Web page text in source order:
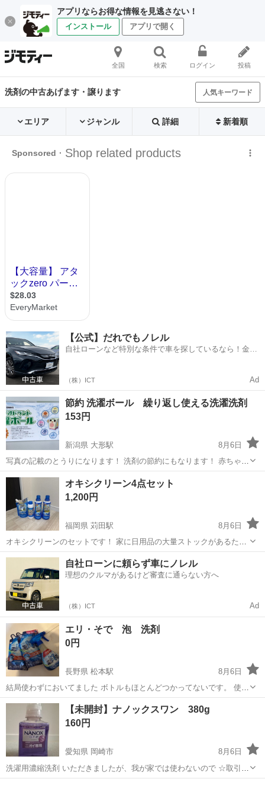
アプリならお得な情報を見逃さない！
インストール アプリで開く
全国 検索 ログイン 投稿
洗剤の中古あげます・譲ります 人気キーワード
エリア ジャンル 詳細 新着順
【公式】だれでもノレル
自社ローンなど特別な条件で車を探しているなら！金利
（株）ICT Ad
節約 洗濯ボール 繰り返し使える洗濯洗剤
153円
新潟県 大形駅
8月6日
写真の記載のとうりになります！ 洗剤の節約にもなります！ 赤ちゃん
の服も洗っても大丈夫だそうです！ 夏場はお洗濯増えるので是非！
新潟 新潟市 大形駅 洗濯用品
オキシクリーン4点セット
1,200円
福岡県 苅田駅
8月6日
オキシクリーンのセットです！ 家に日用品の大量ストックがあるた
め、 少しずつ出品します。 購入して、保管していたものです。 他に
も出品していくので、 よかったら見てみてください！！
福岡 京都郡 苅田駅 洗濯用品
自社ローンに頼らず車にノレル
理想のクルマがあるけど審査に通らない方へ
（株）ICT Ad
エリ・そで 泡 洗剤
0円
長野県 松本駅
8月6日
結局使わずにおいてました ボトルもほとんどつかってないです。 使っ
てくれる方へ
長野 松本市 松本駅 洗濯用品
【未開封】ナノックスワン 380g
160円
愛知県 岡崎市
8月6日
洗濯用濃縮洗剤 いただきましたが、我が家では使わないので ☆取引場
所は、ファミリーマート岡崎美合店にてお願いいたします